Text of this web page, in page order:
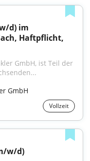
d) im
Haftpflicht,
GmbH, ist Teil der
GmbH
Vollzeit
w/d)